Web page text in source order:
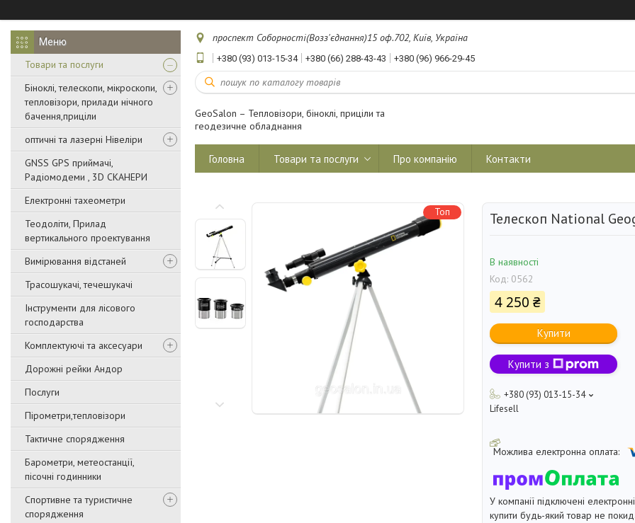
Товари та послуги
Біноклі, телескопи, мікроскопи,
тепловізори, прилади нічного
бачення,приціли
оптичні та лазерні Нівеліри
GNSS GPS приймачі,
Радіомодеми , 3D СКАНЕРИ
Електронні тахеометри
Теодоліти, Прилад
вертикального проектування
Вимірювання відстаней
Трасошукачі, течешукачі
Інструменти для лісового
господарства
Комплектуючі та аксесуари
Дорожні рейки Андор
Послуги
Пірометри,тепловізори
Тактичне спорядження
Барометри, метеостанції,
пісочні годинники
Спортивне та туристичне
спорядження
проспект Соборності(Возз'єднання)15 оф.702, Київ, Україна
+380 (93) 013-15-34 +380 (66) 288-43-43 +380 (96) 966-29-45
GeoSalon – Тепловізори, біноклі, приціли та
геодезичне обладнання
Головна Товари та послуги Про компанію Контакти
Топ Телескоп National
В наявності
Код: 0562
4 250 ₴
Купити
Купити з
+380 (93) 013-15-34
Lifesell
У компанії підключені
купити будь-який товар не